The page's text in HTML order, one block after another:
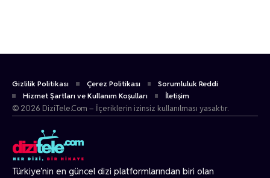
Türkiye’nin en güncel dizi platformlarından biri olan
Gizlilik Politikası Çerez Politikası
Sorumluluk Reddi
Hizmet Şartları ve Kullanım Koşulları
İletişim
© 2026 DiziTele.Com – İçeriklerin izinsiz kullanılması yasaktır.